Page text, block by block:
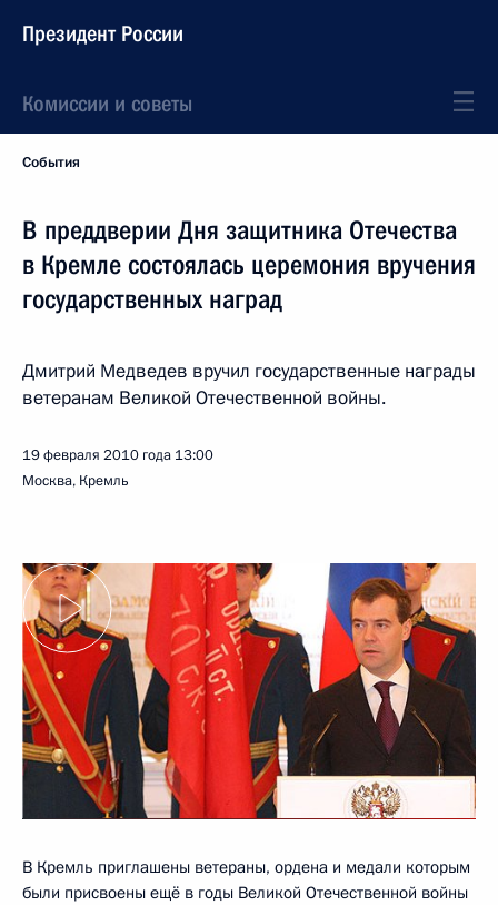
Президент России
Комиссии и советы
События
В преддверии Дня защитника Отечества
в Кремле состоялась церемония вручения
государственных наград
Дмитрий Медведев вручил государственные награды
ветеранам Великой Отечественной войны.
19 февраля 2010 года 13:00
Москва, Кремль
В Кремль приглашены ветераны, ордена и медали которым
были присвоены ещё в годы Великой Отечественной войны